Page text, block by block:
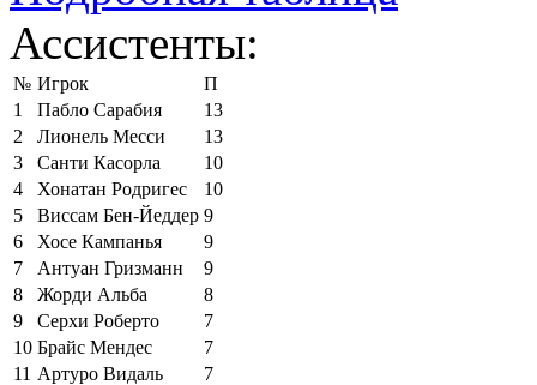
Ассистенты:
№ Игрок
П
1
Пабло Сарабия
13
2
Лионель Месси
13
3
Санти Касорла
10
4
Хонатан Родригес
10
5
Виссам Бен-Йеддер 9
6
Хосе Кампанья
9
7
Антуан Гризманн
9
8
Жорди Альба
8
9
Серхи Роберто
7
10 Брайс Мендес
7
11 Артуро Видаль
7